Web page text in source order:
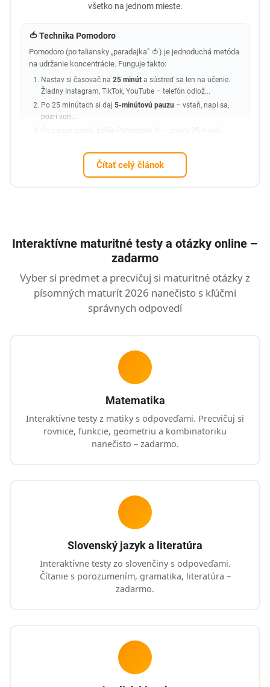
všetko na jednom mieste.
🍅 Technika Pomodoro
Pomodoro (po taliansky „paradajka" 🍅) je jednoduchá metóda
na udržanie koncentrácie. Funguje takto:
Nastav si časovač na25 minút a sústreď sa len na učenie.
Žiadny Instagram, TikTok, YouTube – telefón odlož...
Po 25 minútach si daj5-minútovú pauzu – vstaň, napi sa,
pozri von...
Po pauze spusti ďalšie Pomodoro 🍅 – znova 25 minút...
Čítať celý článok
Interaktívne maturitné testy a otázky online –
zadarmo
Vyber si predmet a precvičuj si maturitné otázky z
písomných maturít 2026 nanečisto s kľúčmi
správnych odpovedí
Matematika
Interaktívne testy z matiky s odpoveďami. Precvičuj si
rovnice, funkcie, geometriu a kombinatoriku
nanečisto – zadarmo.
Slovenský jazyk a literatúra
Interaktívne testy zo slovenčiny s odpoveďami.
Čítanie s porozumením, gramatika, literatúra –
zadarmo.